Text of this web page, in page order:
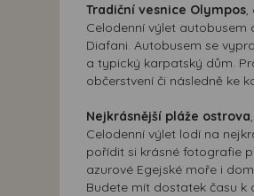
Tradiční vesnice Olympos,
Celodenní výlet autobusem
Diafani. Autobusem se
a typický karpatský dům.
občerstvení či následně ke
Nejkrásnější pláže ostrova
Celodenní výlet lodí na
pořídit si krásné fotografie
azurové Egejské moře i
Budete mít dostatek času k